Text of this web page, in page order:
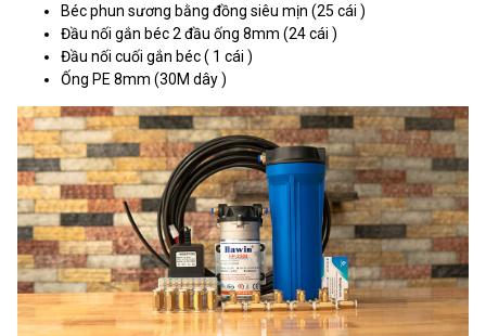
Béc phun sương bằng đồng siêu mịn (25 cái )
Đầu nối gắn béc 2 đầu ống 8mm (24 cái )
Đầu nối cuối gắn béc ( 1 cái )
Ống PE 8mm (30M dây )